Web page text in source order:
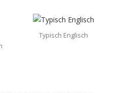
Typisch Englisch